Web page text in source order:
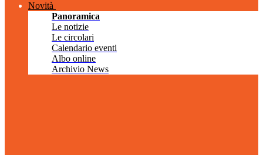
Novità
Panoramica
Le notizie
Le circolari
Calendario eventi
Albo online
Archivio News